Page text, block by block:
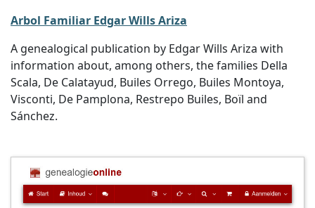
Arbol Familiar Edgar Wills Ariza
A genealogical publication by Edgar Wills Ariza with
information about, among others, the families Della
Scala, De Calatayud, Builes Orrego, Builes Montoya,
Visconti, De Pamplona, Restrepo Builes, Boïl and
Sánchez.